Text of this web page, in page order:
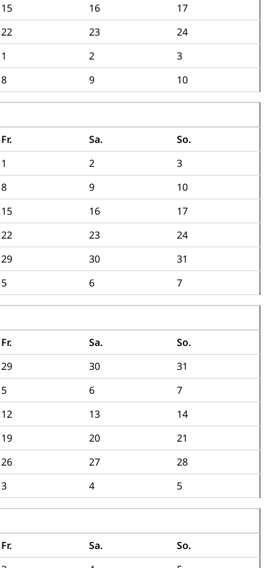
15 16
17
22 23
24
1 2
3
8 9 10
Fr. Sa.
So.
1 2
3
8 9
10
15 16
17
22 23
24
29 30
31
5 6 7
Fr. Sa.
So.
29 30
31
5 6
7
12 13
14
19 20
21
26 27
28
3 4 5
Fr. Sa.
So.
mit Behinderungen
Konkursämter
Parteien, Grundfreiheiten, Pluralismus
Verrechnungssteuer, Quellensteuer,
Gewerbesteuer, Vergnügungssteuer,
und Kapitalsteuer
Beschwerdestelle Spitäler
Kriminalität
im Kanton Luzern
(GEO-Portal rawi)